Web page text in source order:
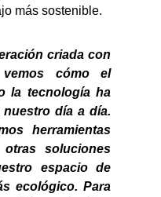
más sostenible.
criada con
vemos cómo el
la tecnología ha
día a día.
herramientas
soluciones
espacio de
ecológico. Para